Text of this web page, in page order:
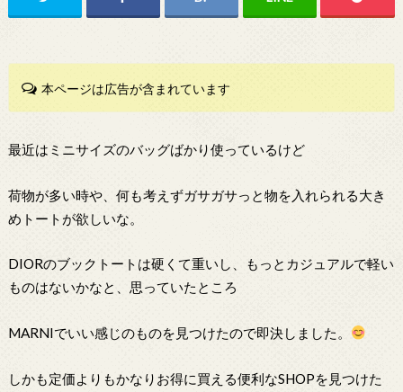
本ページは広告が含まれています
最近はミニサイズのバッグばかり使っているけど
荷物が多い時や、何も考えずガサガサっと物を入れられる大き
めトートが欲しいな。
DIORのブックトートは硬くて重いし、もっとカジュアルで軽い
ものはないかなと、思っていたところ
MARNIでいい感じのものを見つけたので即決しました。
しかも定価よりもかなりお得に買える便利なSHOPを見つけた